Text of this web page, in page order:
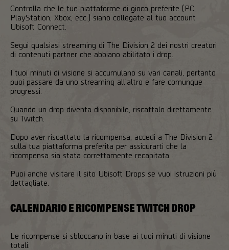
Controlla che le tue piattaforme di gioco preferite (PC,
PlayStation, Xbox, ecc.) siano collegate al tuo account
Ubisoft Connect.
Segui qualsiasi streaming di The Division 2 dei nostri creatori
di contenuti partner che abbiano abilitato i drop.
I tuoi minuti di visione si accumulano su vari canali, pertanto
puoi passare da uno streaming all'altro e fare comunque
progressi.
Quando un drop diventa disponibile, riscattalo direttamente
su Twitch.
Dopo aver riscattato la ricompensa, accedi a The Division 2
sulla tua piattaforma preferita per assicurarti che la
ricompensa sia stata correttamente recapitata.
Puoi anche visitare il sito Ubisoft Drops se vuoi istruzioni più
dettagliate.
CALENDARIO E RICOMPENSE TWITCH DROP
Le ricompense si sbloccano in base ai tuoi minuti di visione
totali: